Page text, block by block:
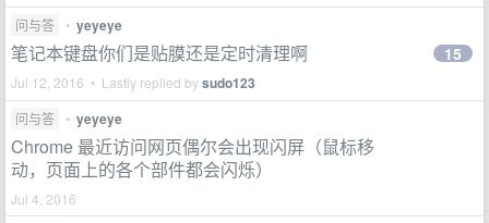
问与答 • yeyeye
笔记本键盘你们是贴膜还是定时清理啊
Jul 12, 2016 • Lastly replied bysudo123
15
问与答 • yeyeye
Chrome 最近访问网页偶尔会出现闪屏（鼠标移
动，页面上的各个部件都会闪烁）
Jul 4, 2016